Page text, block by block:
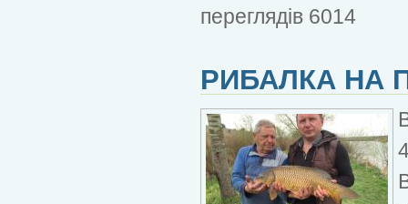
переглядів 6014
РИБАЛКА НА